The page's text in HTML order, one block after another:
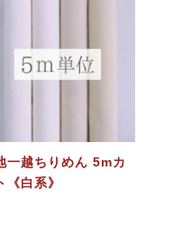
一越ちりめん 5mカ
《白系》